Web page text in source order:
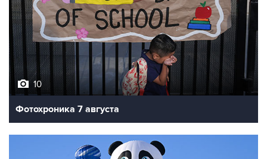
10
Фотохроника 7 августа